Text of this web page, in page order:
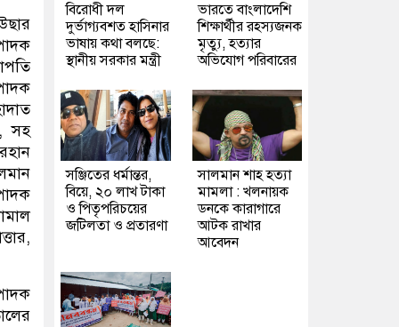
সহ
বিরোধী দল
দুর্ভাগ্যবশত হাসিনার
ভাষায় কথা বলছে:
স্থানীয় সরকার মন্ত্রী
ভারতে বাংলাদেশি
শিক্ষার্থীর রহস্যজনক
মৃত্যু, হত্যার
অভিযোগ পরিবারের
সঞ্জিতের ধর্মান্তর,
বিয়ে, ২০ লাখ টাকা
ও পিতৃপরিচয়ের
জটিলতা ও প্রতারণা
সালমান শাহ হত্যা
মামলা : খলনায়ক
ডনকে কারাগারে
আটক রাখার
আবেদন